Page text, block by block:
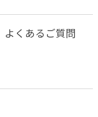
よくあるご質問